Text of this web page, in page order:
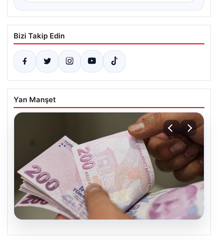
Bizi Takip Edin
Yan Manşet